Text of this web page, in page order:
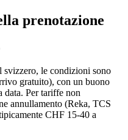
prenotazione
svizzero, le condizioni sono
gratuito), con un buono
data. Per tariffe non
annullamento (Reka, TCS
CHF 15-40 a